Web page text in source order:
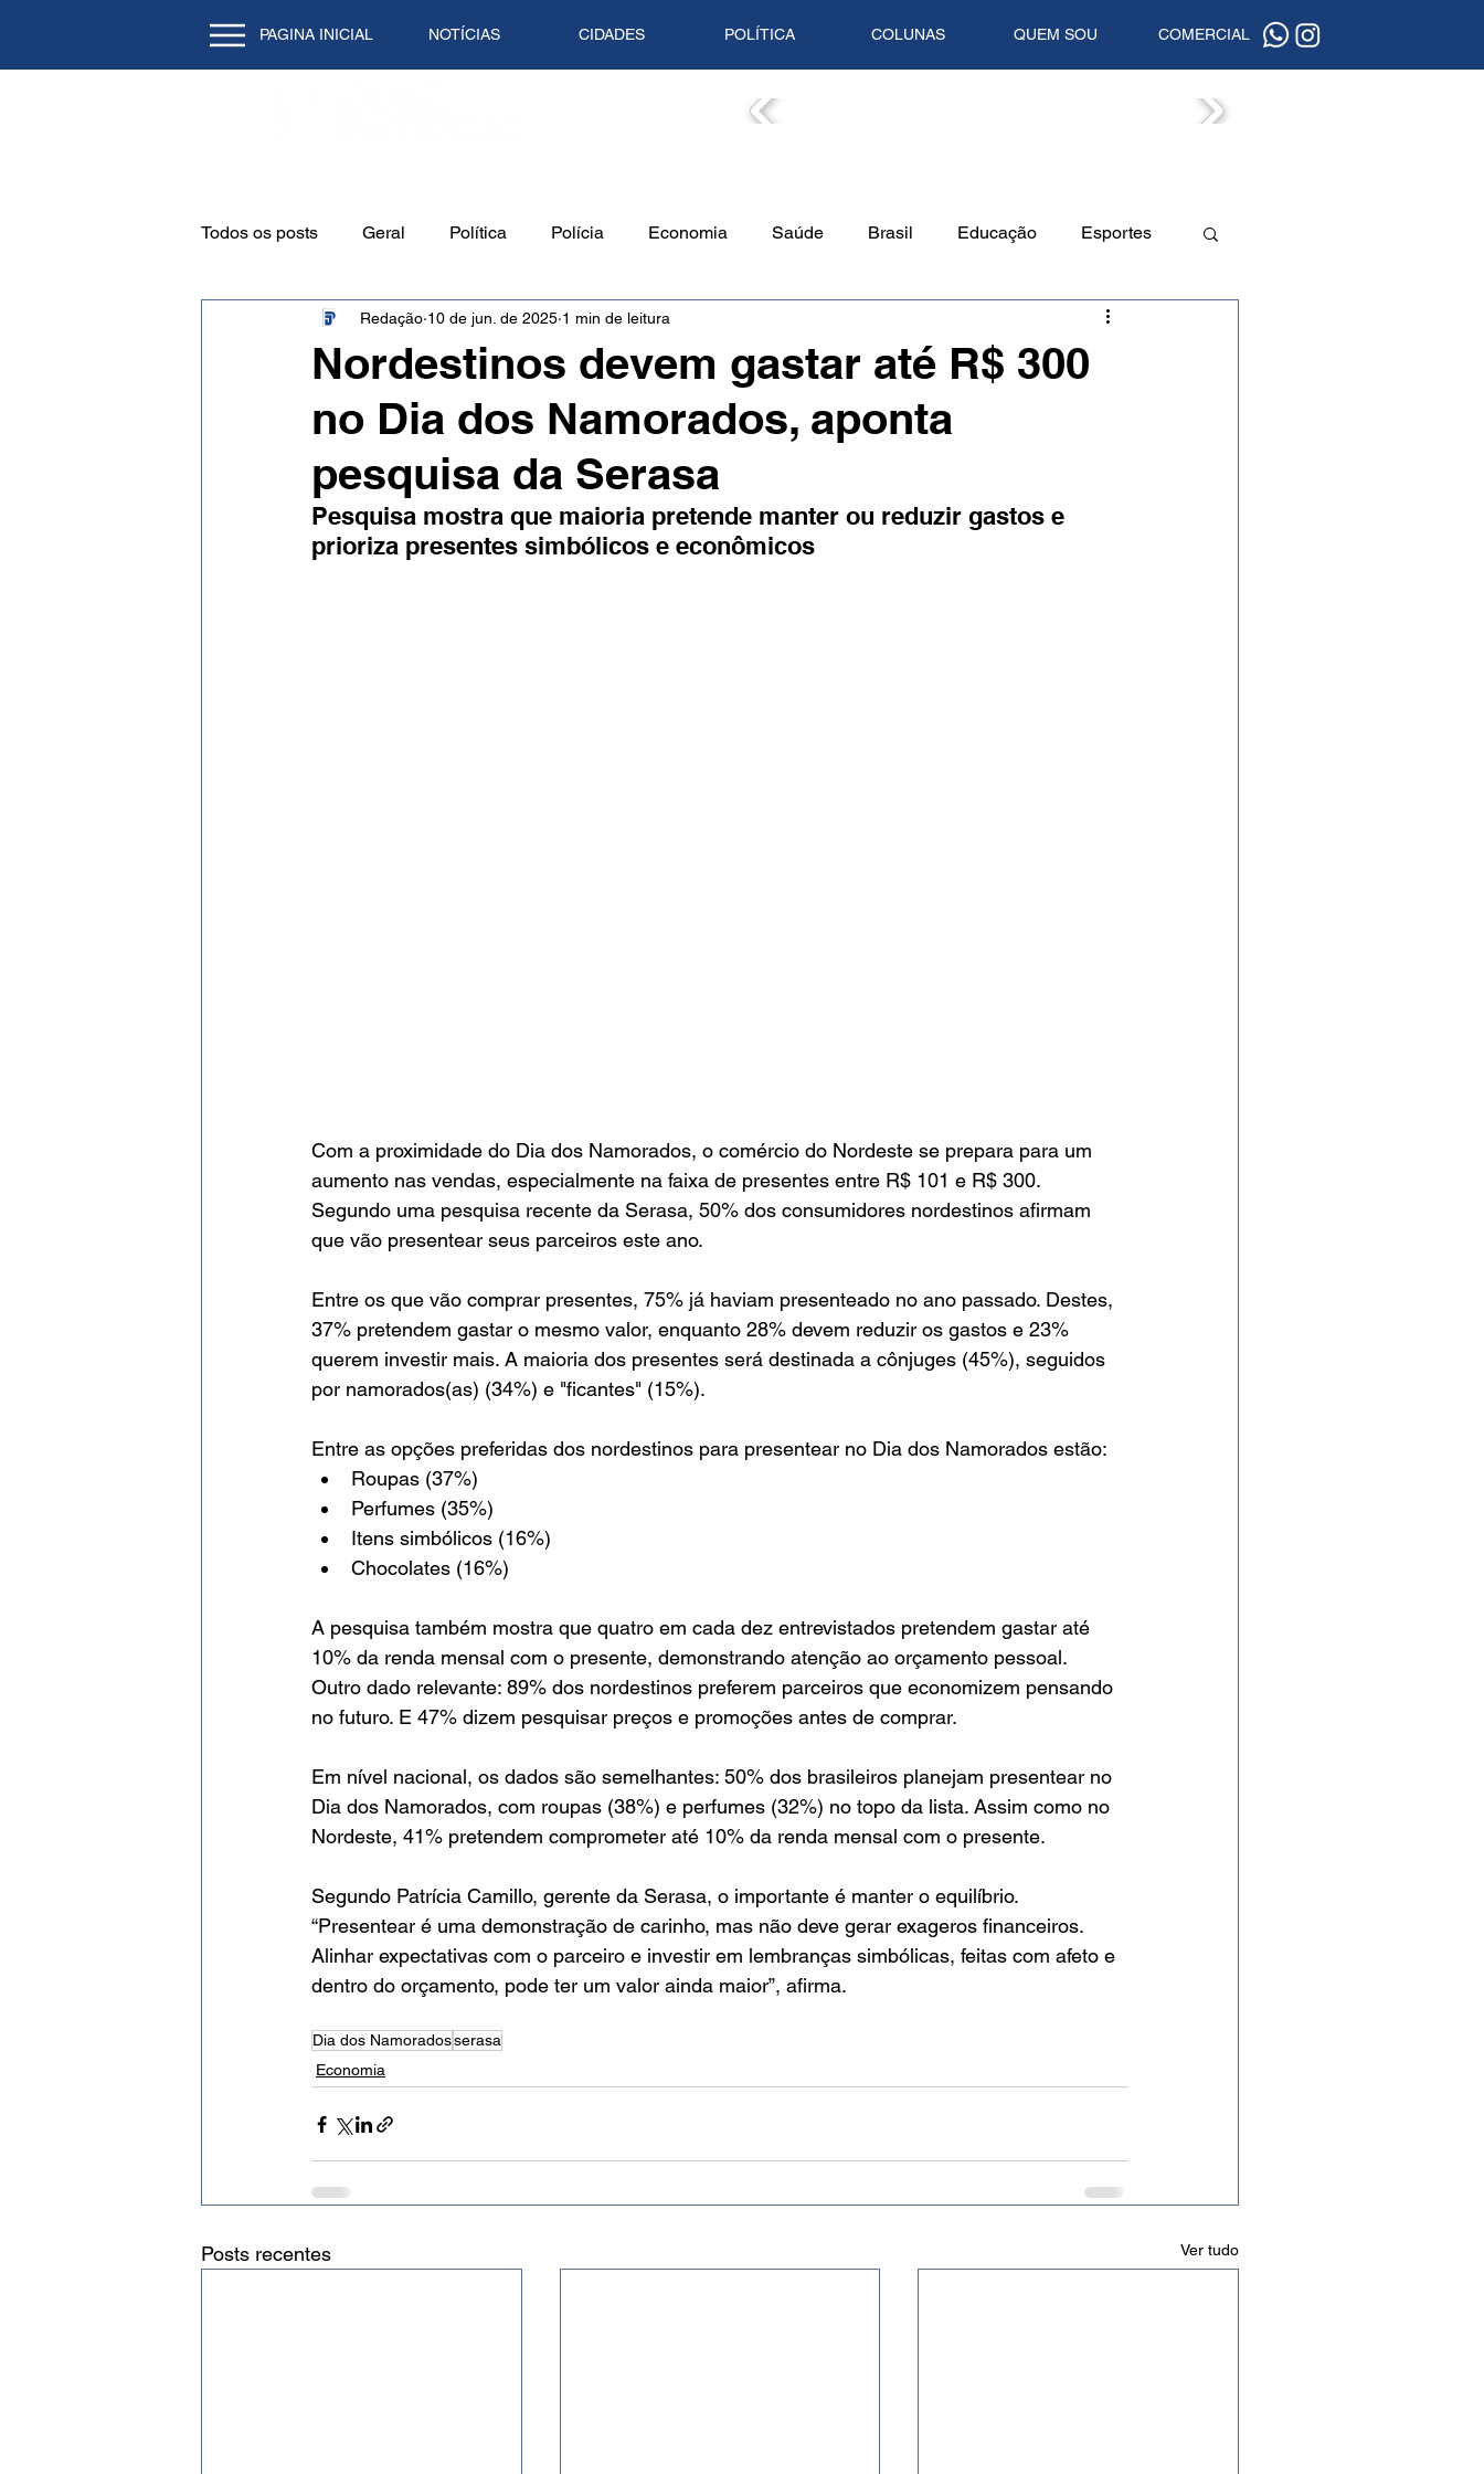
PAGINA INICIAL NOTÍCIAS CIDADES POLÍTICA COLUNAS QUEM SOU COMERCIAL
Todos os posts Geral Política Polícia Economia Saúde Brasil Educação Esportes
Cidade Meio Ambiente Empreendedorismo
Natal/RN Tecnologia Tempo Artigo Mundo Trânsito Mente em Pauta
Expressão Eficaz
Nordestinos devem gastar até R$ 300
no Dia dos Namorados, aponta
pesquisa da Serasa
Redação 10 de jun. de 2025 1 min de leitura
Pesquisa mostra que maioria pretende manter ou reduzir gastos e
prioriza presentes simbólicos e econômicos
Com a proximidade do Dia dos Namorados, o comércio do Nordeste se prepara para um
aumento nas vendas, especialmente na faixa de presentes entre R$ 101 e R$ 300.
Segundo uma pesquisa recente da Serasa, 50% dos consumidores nordestinos afirmam
que vão presentear seus parceiros este ano.
Entre os que vão comprar presentes, 75% já haviam presenteado no ano passado. Destes,
37% pretendem gastar o mesmo valor, enquanto 28% devem reduzir os gastos e 23%
querem investir mais. A maioria dos presentes será destinada a cônjuges (45%), seguidos
por namorados(as) (34%) e "ficantes" (15%).
Entre as opções preferidas dos nordestinos para presentear no Dia dos Namorados estão:
Roupas (37%)
Perfumes (35%)
Itens simbólicos (16%)
Chocolates (16%)
A pesquisa também mostra que quatro em cada dez entrevistados pretendem gastar até
10% da renda mensal com o presente, demonstrando atenção ao orçamento pessoal.
Outro dado relevante: 89% dos nordestinos preferem parceiros que economizem pensando
no futuro. E 47% dizem pesquisar preços e promoções antes de comprar.
Em nível nacional, os dados são semelhantes: 50% dos brasileiros planejam presentear no
Dia dos Namorados, com roupas (38%) e perfumes (32%) no topo da lista. Assim como no
Nordeste, 41% pretendem comprometer até 10% da renda mensal com o presente.
Segundo Patrícia Camillo, gerente da Serasa, o importante é manter o equilíbrio.
“Presentear é uma demonstração de carinho, mas não deve gerar exageros financeiros.
Alinhar expectativas com o parceiro e investir em lembranças simbólicas, feitas com afeto e
dentro do orçamento, pode ter um valor ainda maior”, afirma.
Dia dos Namoradosserasa
Economia
Posts recentes Ver tudo